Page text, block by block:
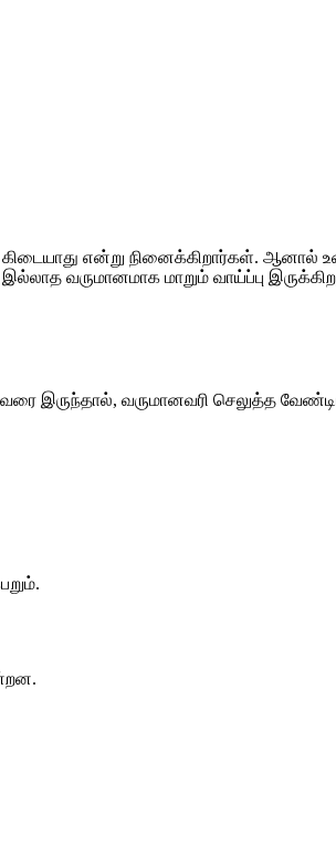
கிடையாது என்று நினைக்கிறார்கள்.
இல்லாத வருமானமாக மாறும் வாய்ப்பு
வரை இருந்தால், வருமானவரி செலுத்த